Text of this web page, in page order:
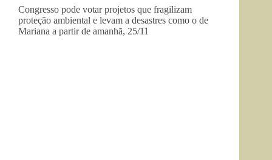
Congresso pode votar projetos que fragilizam
proteção ambiental e levam a desastres como o de
Mariana a partir de amanhã, 25/11